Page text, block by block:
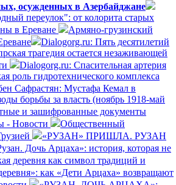
осужденных в Азербайджане
переулок": от колорита старых
в Ереване
Армяно-грузинский
Dialogorg.ru: Пять десятилетий
трагедия остается незаживающей
Dialogorg.ru: Спасительная артерия
роль гидротехнического комплекса
Сафрастян: Мустафа Кемал в
борьбы за власть (ноябрь 1918-май
и зашифрованные документы
- Новости
Общественный
«РУЗАН» ПРИШЛА. РУЗАН
Дочь Арцаха»: история, которая не
деревня как символ традиций и
как «Дети Арцаха» возвращают